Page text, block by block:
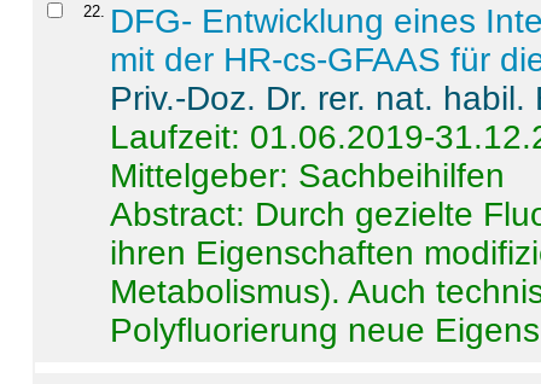
22
DFG- Entwicklung eines
mit der HR-cs-GFAAS für
Priv.-Doz. Dr. rer. nat.
Laufzeit: 01.06.2019-
Mittelgeber: Sachbeihilfen
Abstract: Durch gezielte
ihren Eigenschaften
Metabolismus). Auch
Polyfluorierung neue